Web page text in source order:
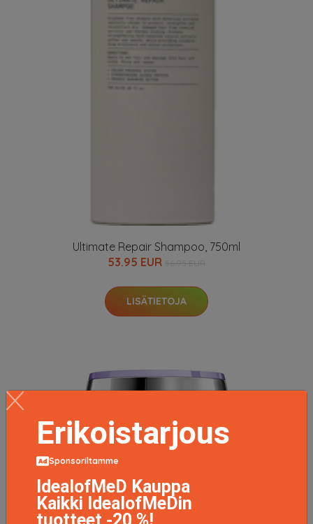
Ultimate Repair Shampoo, 750ml
53.95 EUR
LISÄTIETOJA
Erikoistarjous
Sponsoriltamme
IdealofMeD Kauppa
Kaikki IdealofMeDin